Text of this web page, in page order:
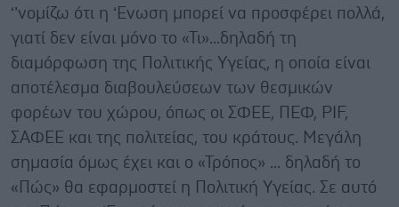
‘’νομίζω ότι η ‘Ενωση μπορεί να προσφέρει πολλά,
γιατί δεν είναι μόνο το «Τι»...δηλαδή τη
διαμόρφωση της Πολιτικής Υγείας, η οποία είναι
αποτέλεσμα διαβουλεύσεων των θεσμικών
φορέων του χώρου, όπως οι ΣΦΕΕ, ΠΕΦ, PIF,
ΣΑΦΕΕ και της πολιτείας, του κράτους. Μεγάλη
σημασία όμως έχει και ο «Τρόπος» ... δηλαδή το
«Πώς» θα εφαρμοστεί η Πολιτική Υγείας. Σε αυτό